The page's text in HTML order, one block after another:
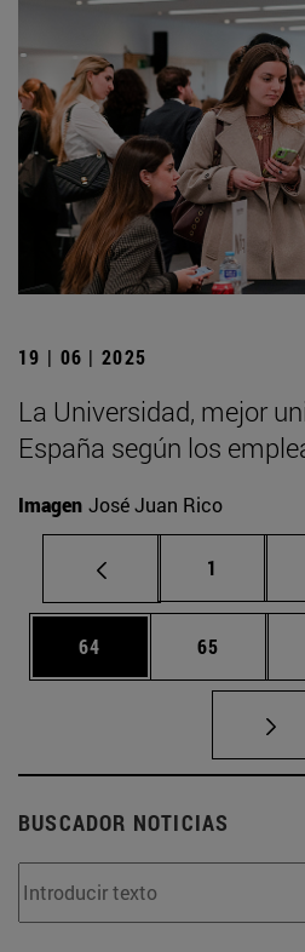
19 | 06 | 2025
La Universidad, mejor
España según los
Imagen José Juan Rico
Página
1
Página
64 Página
65
BUSCADOR NOTICIAS